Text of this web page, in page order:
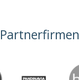
Partnerfirmen